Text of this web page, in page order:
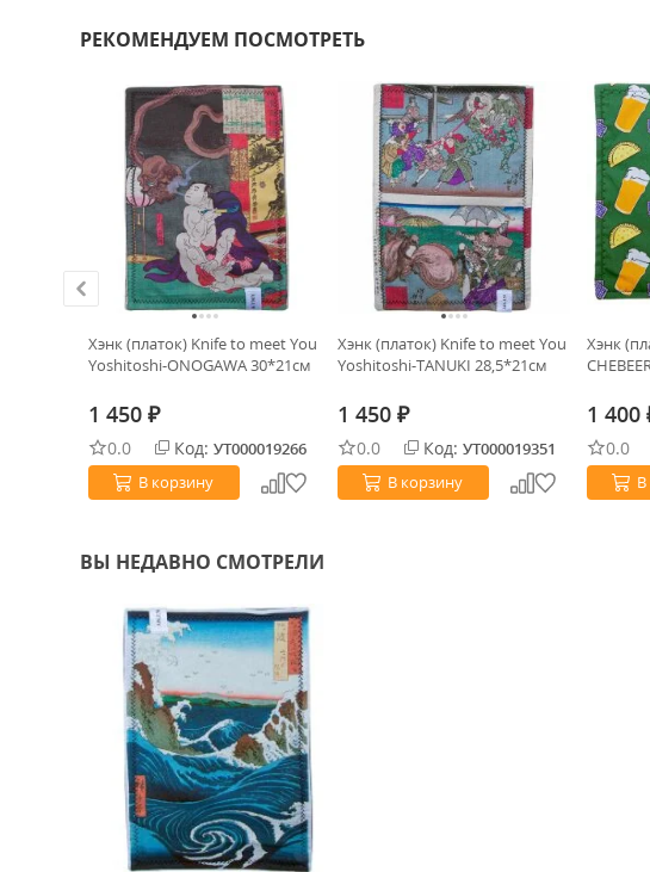
РЕКОМЕНДУЕМ ПОСМОТРЕТЬ
Хэнк (платок) Knife to meet You
Yoshitoshi-ONOGAWA 30*21см
1 450 ₽
0.0 Код: УТ000019266
В корзину
Хэнк (платок) Knife to meet You
Yoshitoshi-TANUKI 28,5*21см
1 450 ₽
0.0 Код: УТ000019351
В корзину
Хэнк
1 400
0.0
ВЫ НЕДАВНО СМОТРЕЛИ